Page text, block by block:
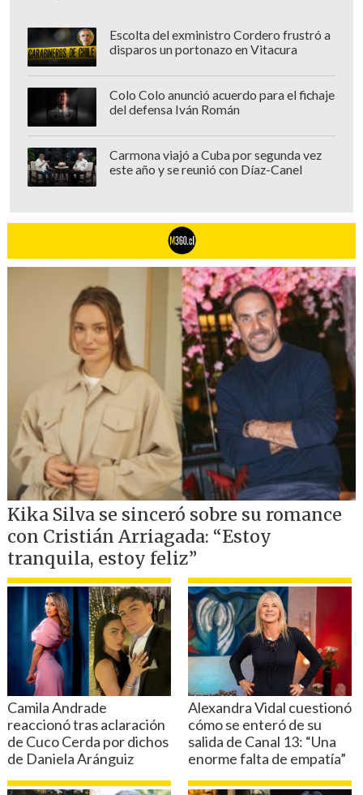
Escolta del exministro Cordero frustró a
disparos un portonazo en Vitacura
Colo Colo anunció acuerdo para el fichaje
del defensa Iván Román
Carmona viajó a Cuba por segunda vez
este año y se reunió con Díaz-Canel